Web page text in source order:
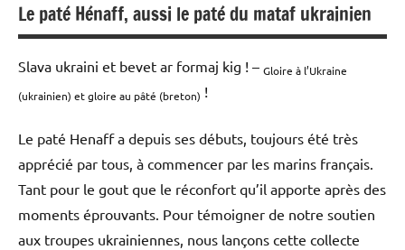
Le paté Hénaff, aussi le paté du mataf ukrainien
Slava ukraini et bevet ar formaj kig ! – Gloire à l’Ukraine
(ukrainien) et gloire au pâté (breton) !
Le paté Henaff a depuis ses débuts, toujours été très
apprécié par tous, à commencer par les marins français.
Tant pour le gout que le réconfort qu’il apporte après des
moments éprouvants. Pour témoigner de notre soutien
aux troupes ukrainiennes, nous lançons cette collecte